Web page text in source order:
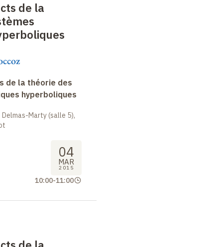
de la
de la théorie des
hyperboliques
Marty (salle 5),
04
MAR
2015
10:00-11:00